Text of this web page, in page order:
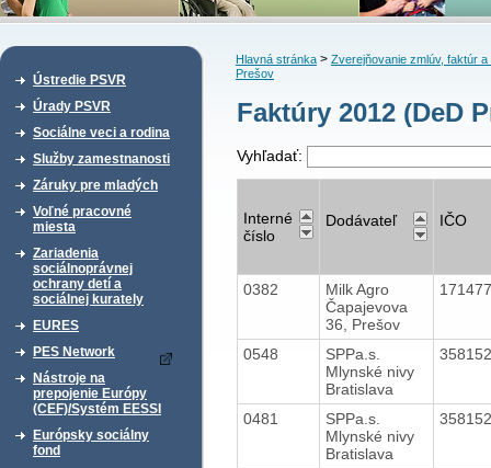
Ústredie PSVR
Úrady PSVR
Sociálne veci a rodina
Služby zamestnanosti
Záruky pre mladých
Voľné pracovné
miesta
Zariadenia
sociálnoprávnej
ochrany detí a
sociálnej kurately
EURES
PES Network
Nástroje na
prepojenie Európy
(CEF)/Systém EESSI
Európsky sociálny
fond
Hlavná stránka> Zverejňovanie zmlúv, faktúr a
Prešov
Faktúry 2012 (DeD
Vyhľadať:
Interné
číslo
Dodávateľ IČO
0382
Milk Agro
Čapajevova
36, Prešov
0548
SPPa.s.
Mlynské nivy
Bratislava
0481
SPPa.s.
Mlynské nivy
Bratislava